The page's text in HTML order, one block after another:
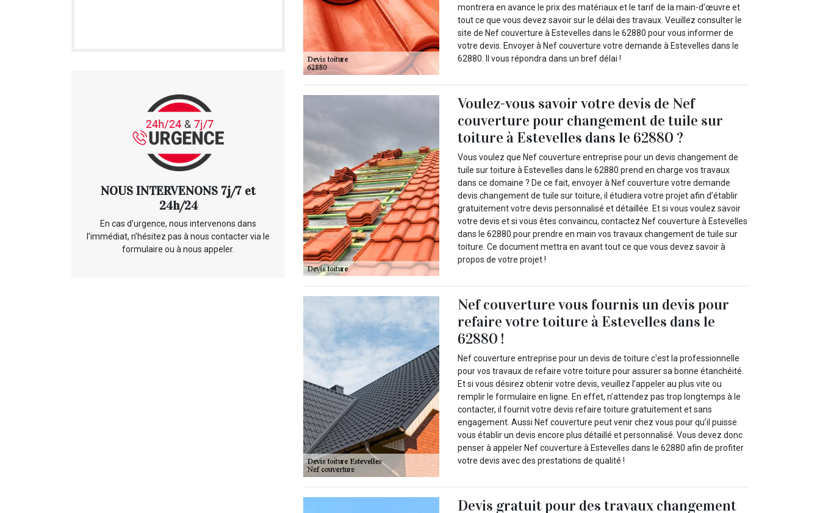
NOUS INTERVENONS 7j/7 et
24h/24
En cas d’urgence, nous intervenons dans
l’immédiat, n’hésitez pas à nous contacter via le
formulaire ou à nous appeler.
montrera en avance le prix des matériaux et le tarif de la main-d’œuvre et
tout ce que vous devez savoir sur le délai des travaux. Veuillez consulter le
site de Nef couverture à Estevelles dans le 62880 pour vous informer de
votre devis. Envoyer à Nef couverture votre demande à Estevelles dans le
62880. Il vous répondra dans un bref délai !
Voulez-vous savoir votre devis de Nef
couverture pour changement de tuile sur
toiture à Estevelles dans le 62880 ?
Vous voulez que Nef couverture entreprise pour un devis changement de
tuile sur toiture à Estevelles dans le 62880 prend en charge vos travaux
dans ce domaine ? De ce fait, envoyer à Nef couverture votre demande
devis changement de tuile sur toiture, il étudiera votre projet afin d’établir
gratuitement votre devis personnalisé et détaillée. Et si vous voulez savoir
votre devis et si vous êtes convaincu, contactez Nef couverture à Estevelles
dans le 62880 pour prendre en main vos travaux changement de tuile sur
toiture. Ce document mettra en avant tout ce que vous devez savoir à
propos de votre projet !
Nef couverture vous fournis un devis pour
refaire votre toiture à Estevelles dans le
62880 !
Nef couverture entreprise pour un devis de toiture c'est la professionnelle
pour vos travaux de refaire votre toiture pour assurer sa bonne étanchéité.
Et si vous désirez obtenir votre devis, veuillez l’appeler au plus vite ou
remplir le formulaire en ligne. En effet, n’attendez pas trop longtemps à le
contacter, il fournit votre devis refaire toiture gratuitement et sans
engagement. Aussi Nef couverture peut venir chez vous pour qu’il puisse
vous établir un devis encore plus détaillé et personnalisé. Vous devez donc
penser à appeler Nef couverture à Estevelles dans le 62880 afin de profiter
votre devis avec des prestations de qualité !
Devis gratuit pour des travaux changement